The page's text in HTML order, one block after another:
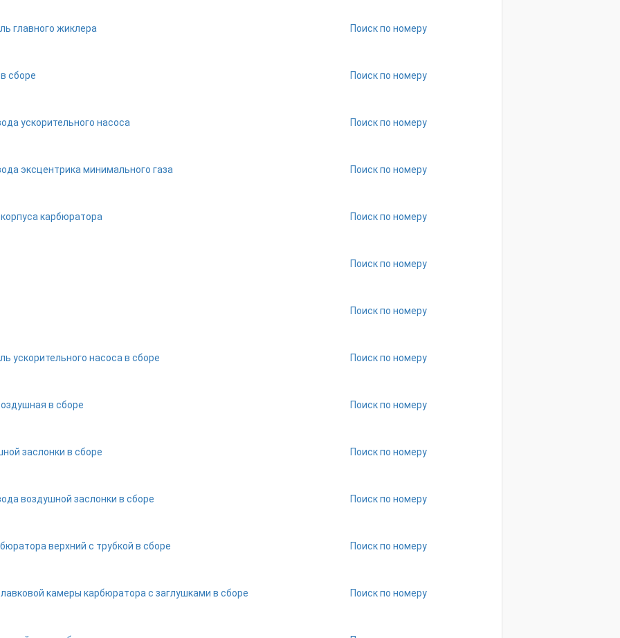
главного жиклера Поиск по номеру
сборе Поиск по номеру
ускорительного насоса Поиск по номеру
эксцентрика минимального газа Поиск по номеру
карбюратора Поиск по номеру
Поиск по номеру
Поиск по номеру
ускорительного насоса в сборе Поиск по номеру
в сборе Поиск по номеру
заслонки в сборе Поиск по номеру
воздушной заслонки в сборе Поиск по номеру
верхний с трубкой в сборе Поиск по номеру
камеры карбюратора с заглушками в сборе Поиск по номеру